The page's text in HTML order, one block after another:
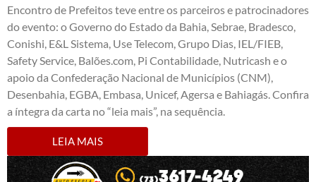
Encontro de Prefeitos teve entre os parceiros e patrocinadores
do evento: o Governo do Estado da Bahia, Sebrae, Bradesco,
Conishi, E&L Sistema, Use Telecom, Grupo Dias, IEL/FIEB,
Safety Service, Balões.com, Pi Contabilidade, Nutricash e o
apoio da Confederação Nacional de Municípios (CNM),
Desenbahia, EGBA, Embasa, Unicef, Agersa e Bahiagás. Confira
a íntegra da carta no “leia mais”, na sequência.
LEIA MAIS